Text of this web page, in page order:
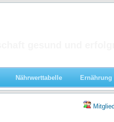
Nährwerttabelle Ernährung